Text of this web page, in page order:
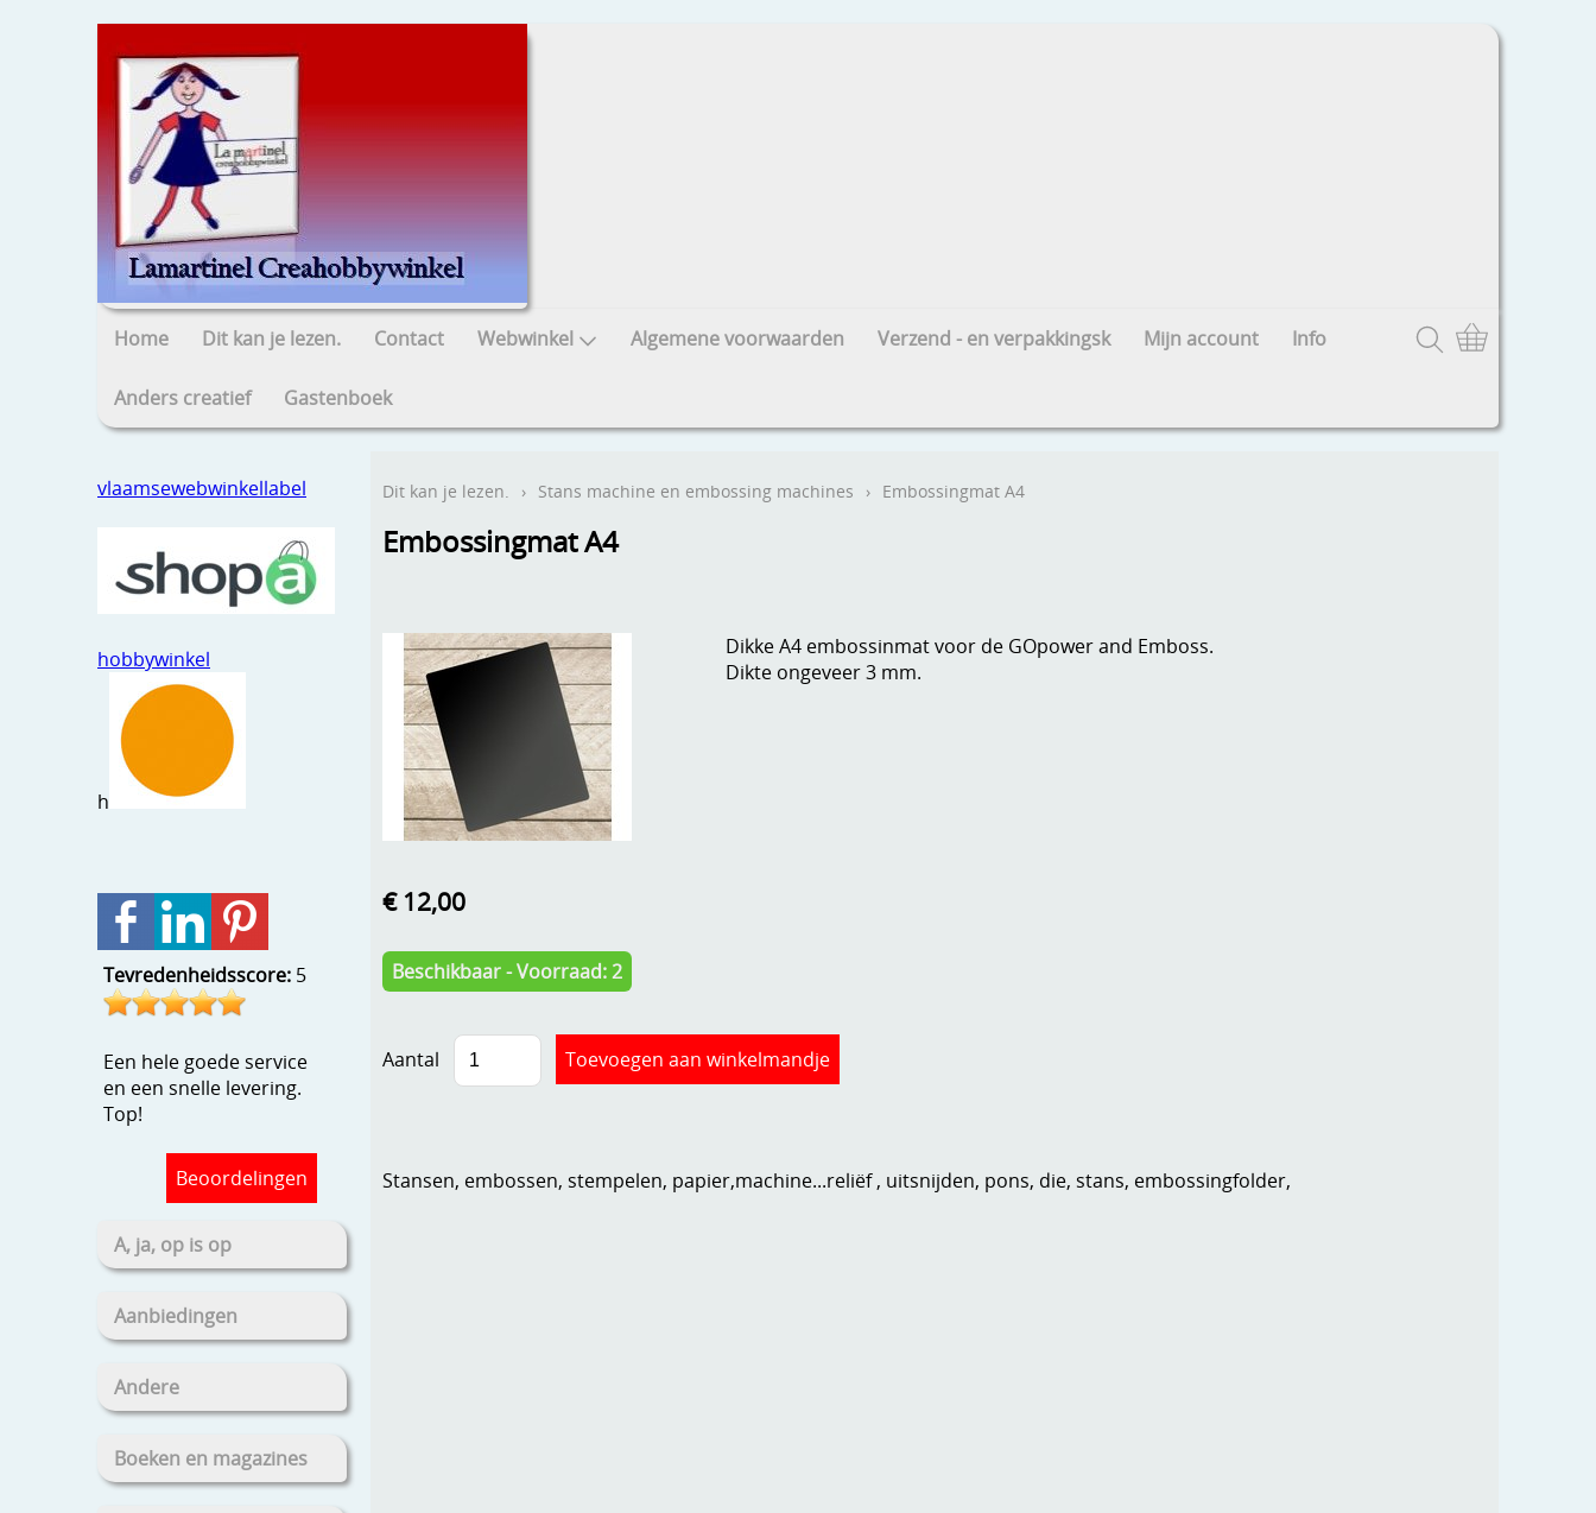
Home Dit kan je lezen. Contact Webwinkel Algemene voorwaarden Verzend - en verpakkingsk Mijn account Info
Anders creatief Gastenboek
vlaamsewebwinkellabel
hobbywinkel
h
Tevredenheidsscore: 5
Een hele goede service
en een snelle levering.
Top!
Beoordelingen
A, ja, op is op
Aanbiedingen
Andere
Boeken en magazines
Dit kan je lezen. › Stans machine en embossing machines › Embossingmat A4
Embossingmat A4
Dikke A4 embossinmat voor de GOpower and Emboss.
Dikte ongeveer 3 mm.
€ 12,00
Beschikbaar - Voorraad: 2
Aantal
Stansen, embossen, stempelen, papier,machine...reliëf , uitsnijden, pons, die, stans, embossingfolder,